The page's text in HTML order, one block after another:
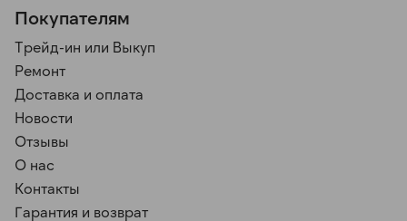
Покупателям
Трейд-ин или Выкуп
Ремонт
Доставка и оплата
Новости
Отзывы
О нас
Контакты
Гарантия и возврат